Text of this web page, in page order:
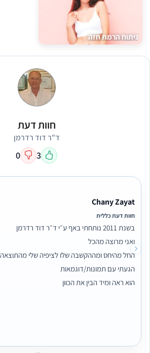
ניתוח הרמת חזה
חוות דעת
ד"ר דוד רדרמן
3
0
Chany Zayat
חוות דעת כללית
בשנת 2011 נותחתי באף ע״י ד״ר דוד רדרמן
ואני מרוצה מהכל
החל מהיחס ומההקשבה שלו לציפיה שלי מהתוצאה
הגעתי עם תמונות/דוגמאות
הוא ראה ומיד הבין את הכוון